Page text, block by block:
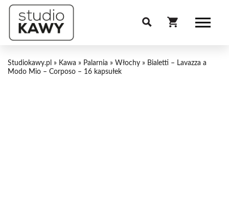
Studiokawy.pl » Kawa » Palarnia » Włochy » Bialetti – Lavazza a
Modo Mio – Corposo – 16 kapsułek